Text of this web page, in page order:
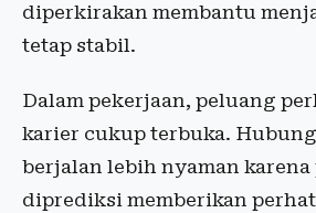
diperkirakan membantu
tetap stabil.
Dalam pekerjaan, peluang
karier cukup terbuka.
berjalan lebih nyaman karena
diprediksi memberikan